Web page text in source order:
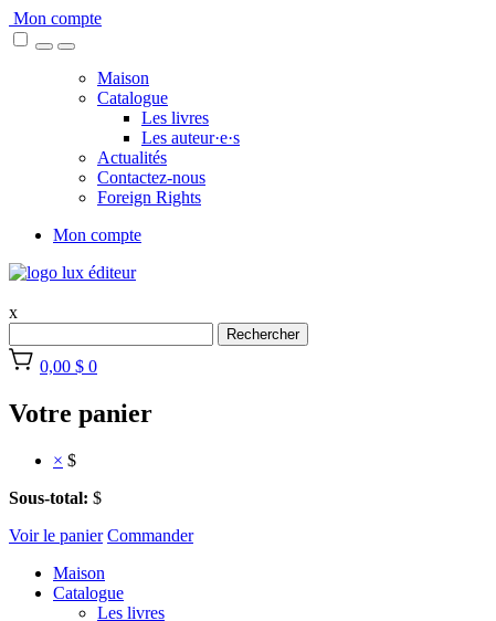
Skip
to
Mon compte
Maison
Catalogue
Les livres
Les auteur·e·s
Actualités
Contactez-nous
Foreign Rights
Mon compte
x
Rechercher
0,00 $ 0
Votre panier
× $
Sous-total: $
Voir le panier Commander
Maison
Catalogue
Les livres